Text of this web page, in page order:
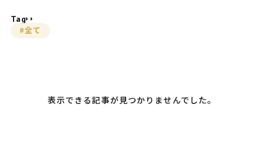
Tag
#全て
表示できる記事が見つかりませんでした。